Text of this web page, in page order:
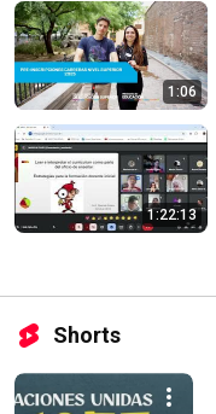
1:06
1:22:13
Shorts